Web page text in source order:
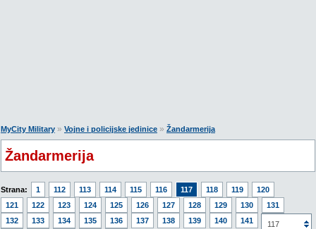
MyCity Military » Vojne i policijske jedinice » Žandarmerija
Žandarmerija
Strana: 1 112 113 114 115 116 117 118 119
120
121
122 123 124 125 126 127 128 129 130
131
132
133 134 135 136 137 138 139 140 141
142
117